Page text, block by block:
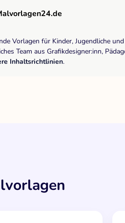
Vorlagen für Kinder, Jugendliche
Team aus Grafikdesigner:inn,
Inhaltsrichtlinien.